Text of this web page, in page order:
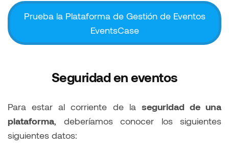
Prueba la Plataforma de Gestión de Eventos
EventsCase
Seguridad en eventos
Para estar al corriente de la seguridad de una
plataforma, deberíamos conocer los siguientes
siguientes datos: